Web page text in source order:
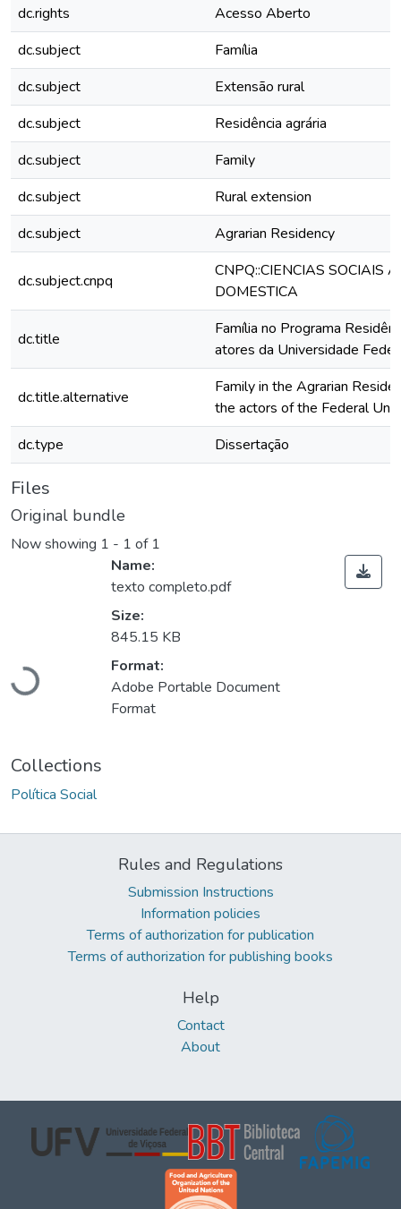
dc.rights
Acesso Aberto
dc.subject
Família
dc.subject
Extensão rural
dc.subject
Residência agrária
dc.subject
Family
dc.subject
Rural extension
dc.subject
Agrarian Residency
dc.subject.cnpq
CNPQ::CIENCIAS SOCIAIS
DOMESTICA
dc.title
Família no Programa
atores da Universidade
dc.title.alternative
Family in the Agrarian
the actors of the Federal
dc.type
Dissertação
Files
Original bundle
Now showing 1 - 1 of 1
Loading...
Name:
texto completo.pdf
Size:
845.15 KB
Format:
Adobe Portable Document
Format
Collections
Política Social
Rules and Regulations
Submission Instructions
Information policies
Terms of authorization for publication
Terms of authorization for publishing books
Help
Contact
About